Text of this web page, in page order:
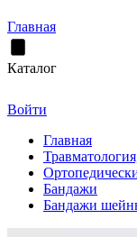
Главная
Каталог
Войти
Главная
Бандажи
Бандажи